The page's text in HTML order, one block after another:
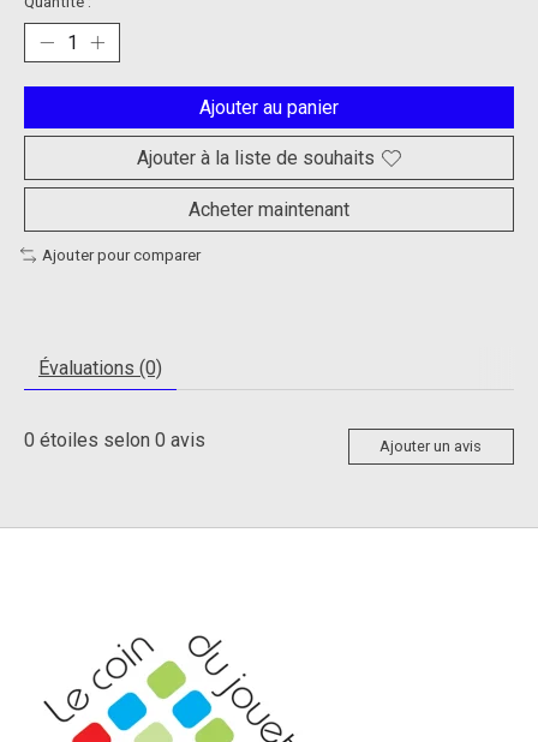
Ajouter au panier
Ajouter à la liste de souhaits
Acheter maintenant
Ajouter pour comparer
Évaluations (0)
0 étoiles selon 0 avis Ajouter un avis